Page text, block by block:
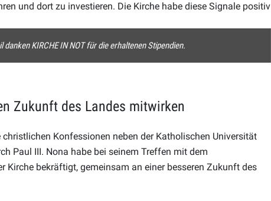
und dort zu investieren. Die Kirche habe diese Signale positiv
KIRCHE IN NOT für die erhaltenen Stipendien.
Zukunft des Landes mitwirken
Konfessionen neben der Katholischen Universität
Paul III. Nona habe bei seinem Treffen mit dem
Kirche bekräftigt, gemeinsam an einer besseren Zukunft des